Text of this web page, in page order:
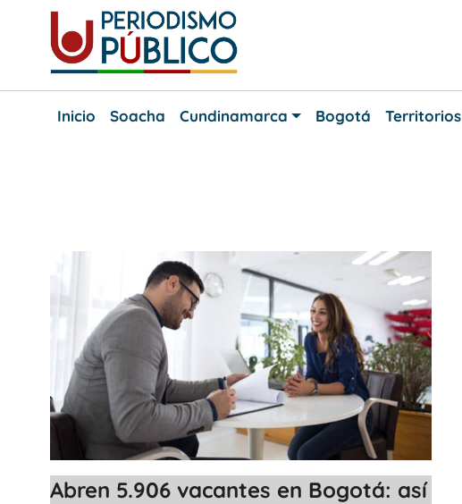
content
Periodismo
Noticias
Inicio
Soacha Cundinamarca Bogotá Territorios
Abren 5.906 vacantes en Bogotá: así